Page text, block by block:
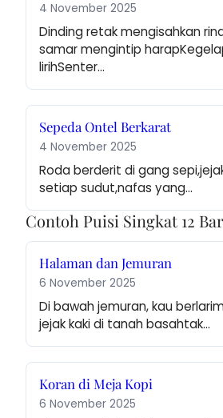
4 November 2025
Dinding retak mengisahkan
samar mengintip
lirihSenter…
Sepeda Ontel Berkarat
4 November 2025
Roda berderit di gang
setiap sudut,nafas yang…
Contoh Puisi Singkat 12
Halaman dan Jemuran
6 November 2025
Di bawah jemuran, kau
jejak kaki di tanah basahtak…
Koran di Meja Kopi
6 November 2025